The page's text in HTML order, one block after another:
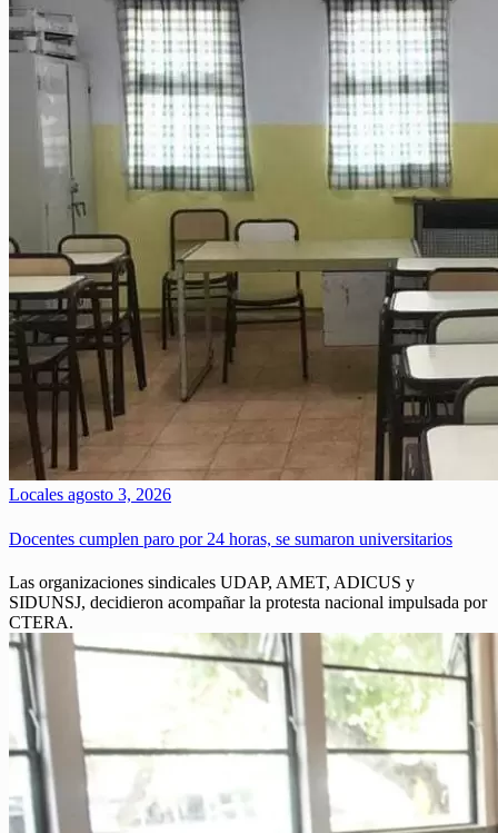
Locales agosto 3, 2026
Docentes cumplen paro por 24 horas, se sumaron universitarios
Las organizaciones sindicales UDAP, AMET, ADICUS y
SIDUNSJ, decidieron acompañar la protesta nacional impulsada por
CTERA.